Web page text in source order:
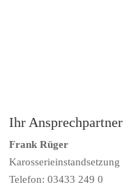
Ihr Ansprechpartner
Frank Rüger
Karosserieinstandsetzung
Telefon: 03433 249 0